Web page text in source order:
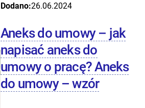
Dodano:26.06.2024
Aneks do umowy – jak
napisać aneks do
umowy o pracę? Aneks
do umowy – wzór